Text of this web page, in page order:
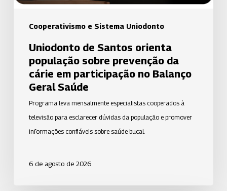
Cooperativismo e Sistema Uniodonto
em
participação
Balanço
Geral
Saúde
Uniodonto de Santos orienta
população sobre prevenção da
cárie em participação no Balanço
Geral Saúde
Programa leva mensalmente especialistas cooperados à
televisão para esclarecer dúvidas da população e promover
informações confiáveis sobre saúde bucal.
6 de agosto de 2026